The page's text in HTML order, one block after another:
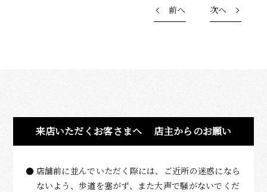
前へ 次へ
来店いただくお客さまへ 店主からのお願い
店舗前に並んでいただく際には、ご近所の迷惑になら
ないよう、歩道を塞がず、また大声で騒がないでくだ